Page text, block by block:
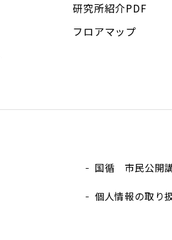
研究所紹介PDF
フロアマップ
国循 市民公開
個人情報の取り